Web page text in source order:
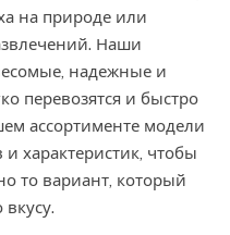
на природе или
Наши
надежные и
перевозятся и быстро
ассортименте модели
характеристик, чтобы
то вариант, который
вкусу.